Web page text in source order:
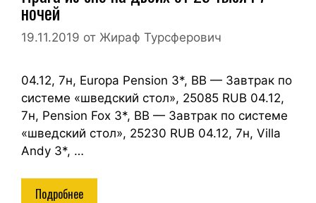
ночей
19.11.2019 от Жираф Турсферович
04.12, 7н, Europa Pension 3*, BB — Завтрак по
системе «шведский стол», 25085 RUB 04.12,
7н, Pension Fox 3*, BB — Завтрак по системе
«шведский стол», 25230 RUB 04.12, 7н, Villa
Andy 3*, …
Подробнее